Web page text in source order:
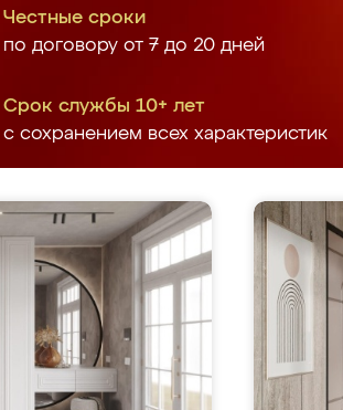
Честные сроки
по договору от 7 до 20 дней
Срок службы 10+ лет
с сохранением всех характеристик